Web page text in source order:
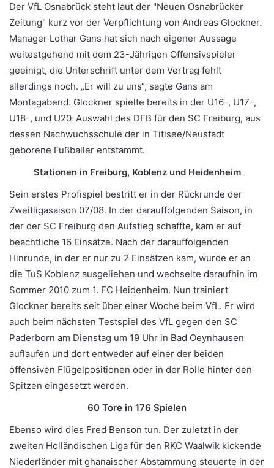
Der VfL Osnabrück steht laut der "Neuen Osnabrücker
Zeitung" kurz vor der Verpflichtung von Andreas Glockner.
Manager Lothar Gans hat sich nach eigener Aussage
weitestgehend mit dem 23-Jährigen Offensivspieler
geeinigt, die Unterschrift unter dem Vertrag fehlt
allerdings noch. „Er will zu uns“, sagte Gans am
Montagabend. Glockner spielte bereits in der U16-, U17-,
U18-, und U20-Auswahl des DFB für den SC Freiburg, aus
dessen Nachwuchsschule der in Titisee/Neustadt
geborene Fußballer entstammt.
Stationen in Freiburg, Koblenz und Heidenheim
Sein erstes Profispiel bestritt er in der Rückrunde der
Zweitligasaison 07/08. In der darauffolgenden Saison, in
der der SC Freiburg den Aufstieg schaffte, kam er auf
beachtliche 16 Einsätze. Nach der darauffolgenden
Hinrunde, in der er nur zu 2 Einsätzen kam, wurde er an
die TuS Koblenz ausgeliehen und wechselte daraufhin im
Sommer 2010 zum 1. FC Heidenheim. Nun trainiert
Glockner bereits seit über einer Woche beim VfL. Er wird
auch beim nächsten Testspiel des VfL gegen den SC
Paderborn am Dienstag um 19 Uhr in Bad Oeynhausen
auflaufen und dort entweder auf einer der beiden
offensiven Flügelpositionen oder in der Rolle hinter den
Spitzen eingesetzt werden.
60 Tore in 176 Spielen
Ebenso wird dies Fred Benson tun. Der zuletzt in der
zweiten Holländischen Liga für den RKC Waalwik kickende
Niederländer mit ghanaischer Abstammung steuerte in der